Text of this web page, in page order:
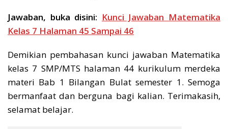
Jawaban, buka disini: Kunci Jawaban Matematika
Kelas 7 Halaman 45 Sampai 46
Demikian pembahasan kunci jawaban Matematika
kelas 7 SMP/MTS halaman 44 kurikulum merdeka
materi Bab 1 Bilangan Bulat semester 1. Semoga
bermanfaat dan berguna bagi kalian. Terimakasih,
selamat belajar.